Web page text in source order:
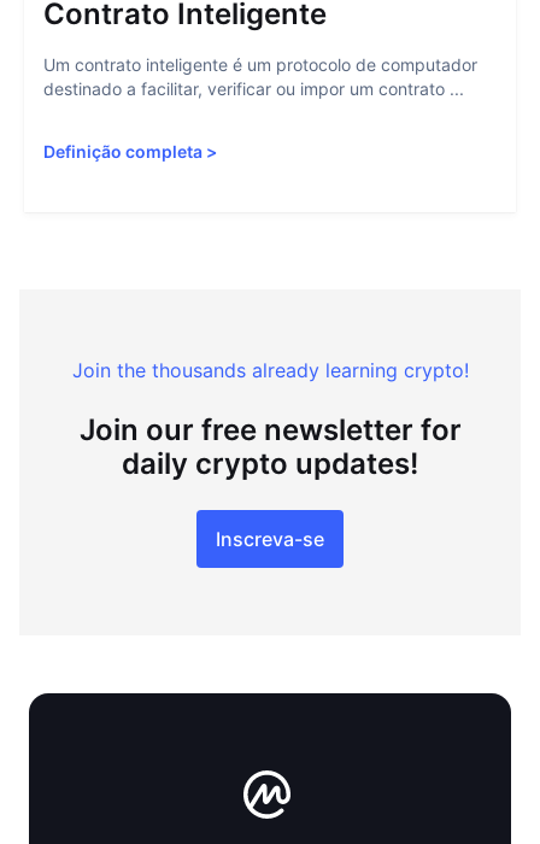
Contrato Inteligente
Um contrato inteligente é um protocolo de computador
destinado a facilitar, verificar ou impor um contrato ...
Definição completa >
Join the thousands already learning crypto!
Join our free newsletter for
daily crypto updates!
Inscreva-se